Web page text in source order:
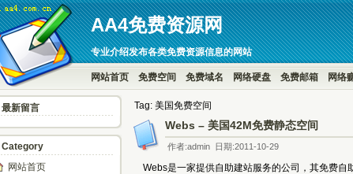
AA4免费资源网
专业介绍发布各类免费资源信息的网站
网站首页 免费空间 免费域名 网络硬盘 免费邮箱 网络
Tag: 美国免费空间
Webs – 美国42M免费静态空间
作者:admin 日期:2011-10-29
Webs是一家提供自助建站服务的公司，其免费
最新留言
Category
网站首页